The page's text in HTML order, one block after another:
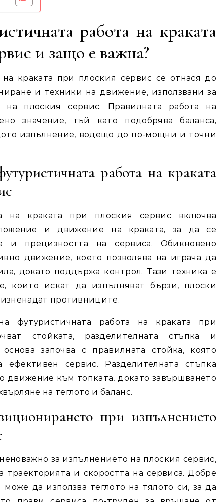
работа на краката
и защо е важна?
краката при плоския сервис се отнася до
и техники на движение, използвани за
на плоския сервис. Правилната работа на
значение, тъй като подобрява баланса,
изпълнение, водещо до по-мощни и точни
работа на краката
на краката при плоския сервис включва
и движение на краката, за да се
и прецизността на сервиса. Обикновено
движение, което позволява на играча да
докато поддържа контрол. Тази техника е
които искат да изпълняват бързи, плоски
противниците.
футуристичната работа на краката при
стойката, разделителната стъпка и
започва с правилната стойка, която
ефективен сервис. Разделителната стъпка
движение към топката, докато завършването
на теглото и баланс.
при изпълнението
за изпълнението на плоския сервис,
траекторията и скоростта на сервиса. Добре
да използва теглото на тялото си, за да